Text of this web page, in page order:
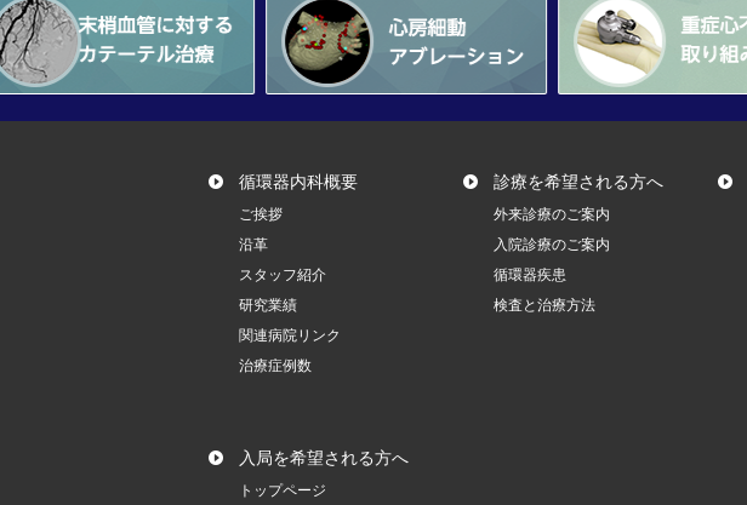
循環器内科概要
ご挨拶
沿革
スタッフ紹介
研究業績
関連病院リンク
治療症例数
入局を希望される方へ
トップページ
診療を希望される方へ
外来診療のご案内
入院診療のご案内
循環器疾患
検査と治療方法